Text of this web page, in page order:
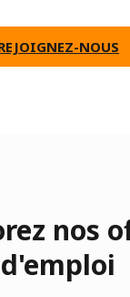
NOUS
nos
d'emploi